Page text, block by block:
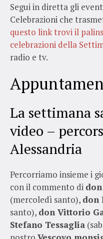
Segui in diretta gli
Celebrazioni che
questo link trovi il
celebrazioni della
radio e tv.
La settimana
video –
Alessandria
Percorriamo insieme i
con il commento di
(mercoledì santo), don
santo), don Vittorio
Stefano Tessaglia